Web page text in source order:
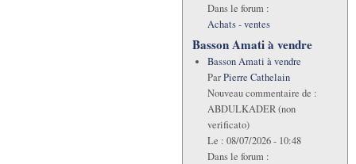
Dans le forum :
Achats - ventes
Basson Amati à vendre
Basson Amati à vendre
ParPierre Cathelain
Nouveau commentaire de :
ABDULKADER (non
verificato)
Le : 08/07/2026 - 10:48
Dans le forum :